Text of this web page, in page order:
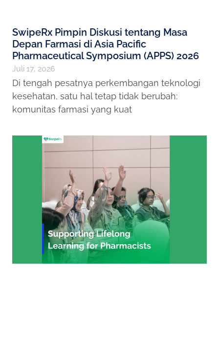
SwipeRx Pimpin Diskusi tentang Masa
Depan Farmasi di Asia Pacific
Pharmaceutical Symposium (APPS) 2026
Juli 17, 2026
Di tengah pesatnya perkembangan teknologi
kesehatan, satu hal tetap tidak berubah:
komunitas farmasi yang kuat